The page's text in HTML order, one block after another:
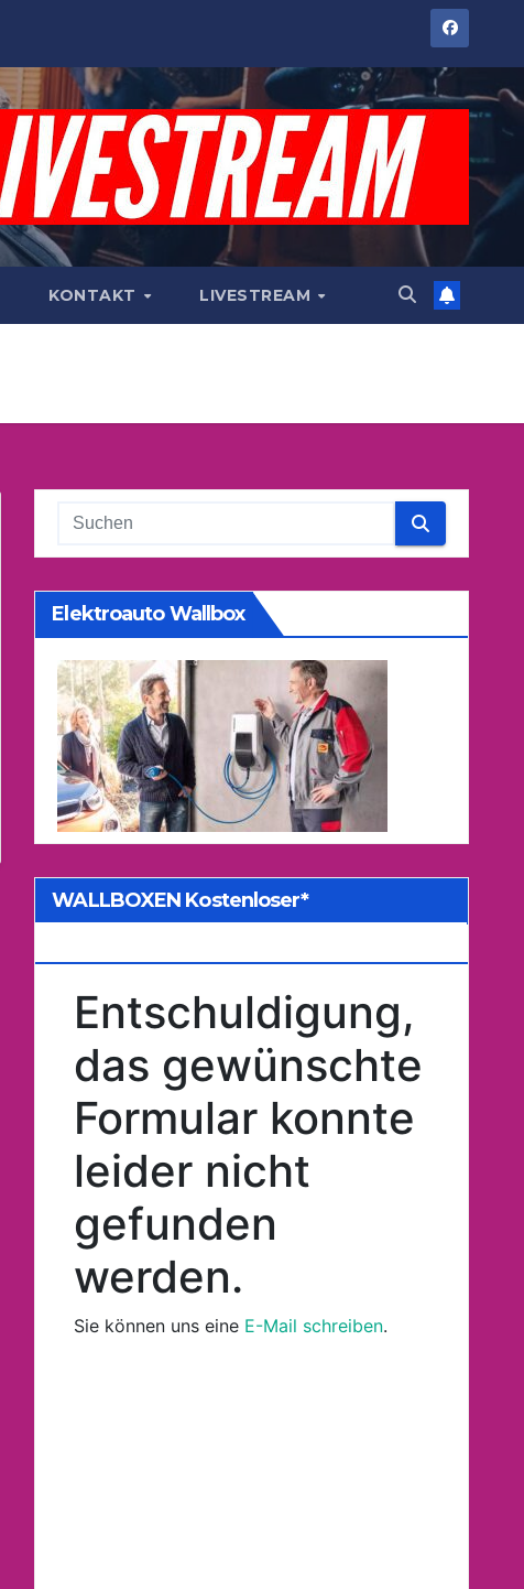
KONTAKT LIVESTREAM
Elektroauto Wallbox
WALLBOXEN Kostenloser*